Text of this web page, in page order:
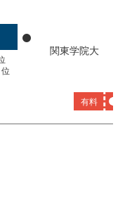
関東学院大
有料